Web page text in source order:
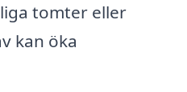
tomter eller
kan öka